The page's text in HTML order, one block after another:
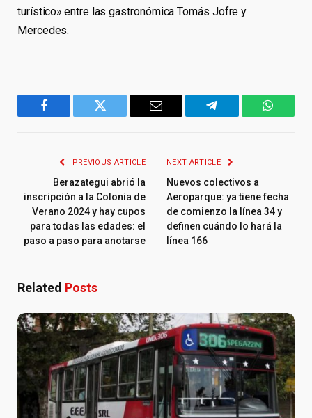
turístico» entre las gastronómica Tomás Jofre y
Mercedes.
Facebook Twitter Email Telegram
PREVIOUS ARTICLE
Berazategui abrió la
inscripción a la Colonia de
Verano 2024 y hay cupos
para todas las edades: el
paso a paso para anotarse
NEXT ARTICLE
Nuevos colectivos a
Aeroparque: ya tiene fecha
de comienzo la línea 34 y
definen cuándo lo hará la
línea 166
Related Posts